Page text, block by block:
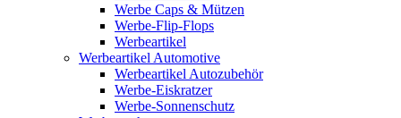
Werbe Caps & Mützen
Werbe-Flip-Flops
Werbeartikel
Werbeartikel Automotive
Werbeartikel Autozubehör
Werbe-Eiskratzer
Werbe-Sonnenschutz